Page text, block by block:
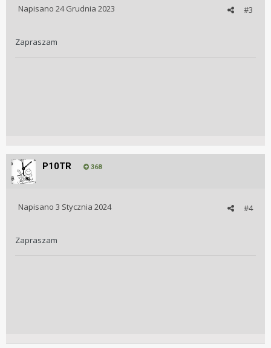
#3
Napisano 24 Grudnia 2023
Zapraszam
P10TR 368
#4
Napisano 3 Stycznia 2024
Zapraszam